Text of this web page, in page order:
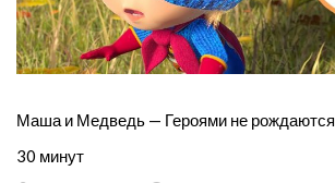
Маша и Медведь — Героями не рождаются
30 минут